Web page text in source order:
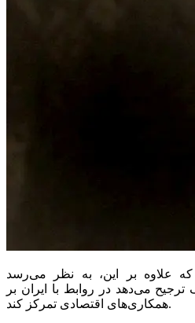
که علاوه بر این، به نظر می‌رسد
می‌دهد در روابط با ایران بر
همکاری‌های اقتصادی تمرکز کند.